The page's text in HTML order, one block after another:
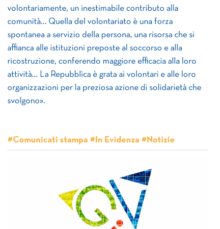
volontariamente, un inestimabile contributo alla
comunità… Quella del volontariato è una forza
spontanea a servizio della persona, una risorsa che si
affianca alle istituzioni preposte al soccorso e alla
ricostruzione, conferendo maggiore efficacia alla loro
attività… La Repubblica è grata ai volontari e alle loro
organizzazioni per la preziosa azione di solidarietà che
svolgono».
#Comunicati stampa #In Evidenza #Notizie